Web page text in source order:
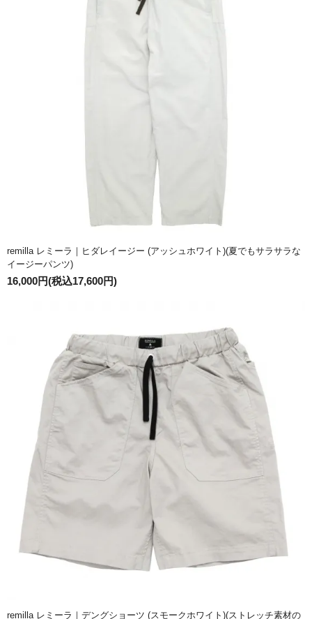
remilla レミーラ｜ヒダレイージー (アッシュホワイト)(夏でもサラサラな
イージーパンツ)
16,000円(税込17,600円)
remilla レミーラ｜デングショーツ (スモークホワイト)(ストレッチ素材の